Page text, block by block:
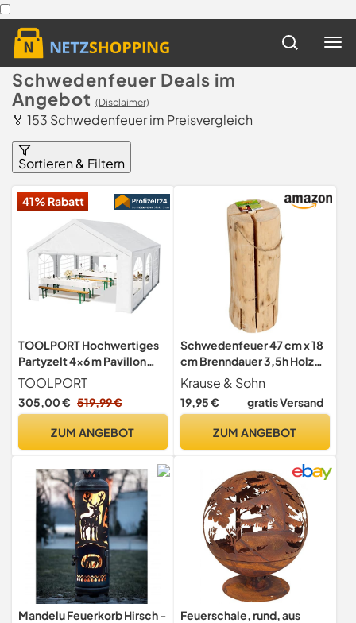
Schwedenfeuer Deals im
Angebot (Disclaimer)
🏅 153 Schwedenfeuer im Preisvergleich
Sortieren & Filtern
41% Rabatt
TOOLPORT Hochwertiges
Partyzelt 4x6 m Pavillon
Zelt PE Plane 450 N
Gartenzelt Festzelt
Wasserdicht weiß
TOOLPORT
305,00 € 519,99 €
ZUM ANGEBOT
Schwedenfeuer 47 cm x 18
cm Brenndauer 3,5h Holz
Kamin Feuerschale (1)
Krause & Sohn
19,95 € gratis Versand
ZUM ANGEBOT
Mandelu Feuerkorb Hirsch -
Feuerschale, rund, aus